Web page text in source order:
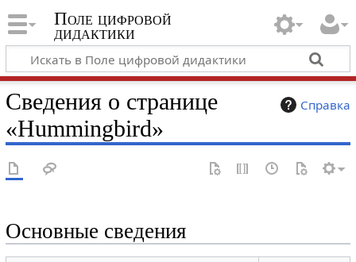
Поле цифровой
дидактики
Справка
Сведения о странице
«Hummingbird»
Основные сведения